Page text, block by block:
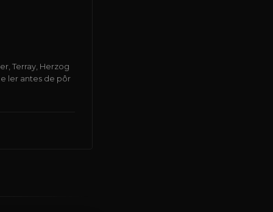
Terray, Herzog
ler antes de pôr